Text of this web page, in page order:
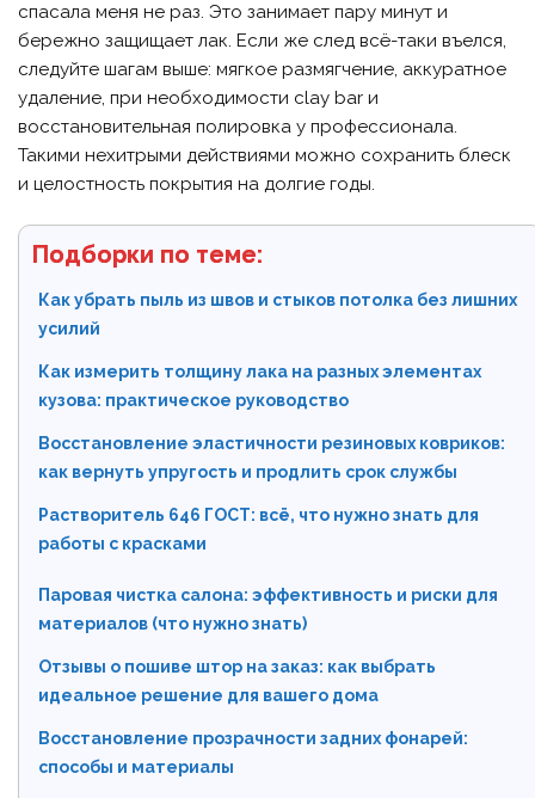
спасала меня не раз. Это занимает пару минут и
бережно защищает лак. Если же след всё-таки въелся,
следуйте шагам выше: мягкое размягчение, аккуратное
удаление, при необходимости clay bar и
восстановительная полировка у профессионала.
Такими нехитрыми действиями можно сохранить блеск
и целостность покрытия на долгие годы.
Подборки по теме:
Как убрать пыль из швов и стыков потолка без лишних
усилий
Как измерить толщину лака на разных элементах
кузова: практическое руководство
Восстановление эластичности резиновых ковриков:
как вернуть упругость и продлить срок службы
Растворитель 646 ГОСТ: всё, что нужно знать для
работы с красками
Паровая чистка салона: эффективность и риски для
материалов (что нужно знать)
Отзывы о пошиве штор на заказ: как выбрать
идеальное решение для вашего дома
Восстановление прозрачности задних фонарей:
способы и материалы